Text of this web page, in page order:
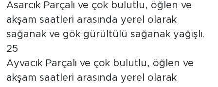
Asarcık Parçalı ve çok bulutlu, öğlen ve
akşam saatleri arasında yerel olarak
sağanak ve gök gürültülü sağanak yağışlı.
25
Ayvacık Parçalı ve çok bulutlu, öğlen ve
akşam saatleri arasında yerel olarak